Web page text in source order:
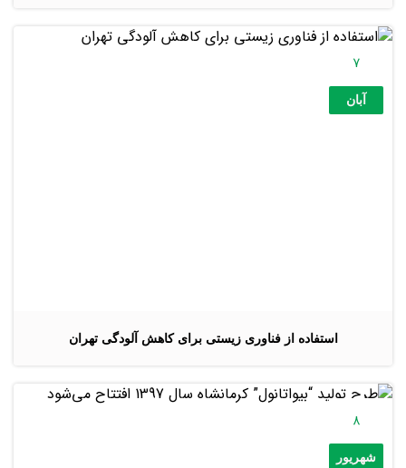
استفاده از فناورى زيستى براى كاهش آلودگى تهران
7
آبان
8
شهریور